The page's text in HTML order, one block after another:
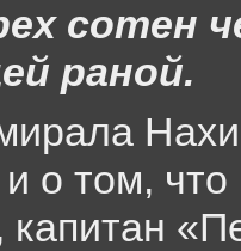
сотен
раной.
о том,
капитан